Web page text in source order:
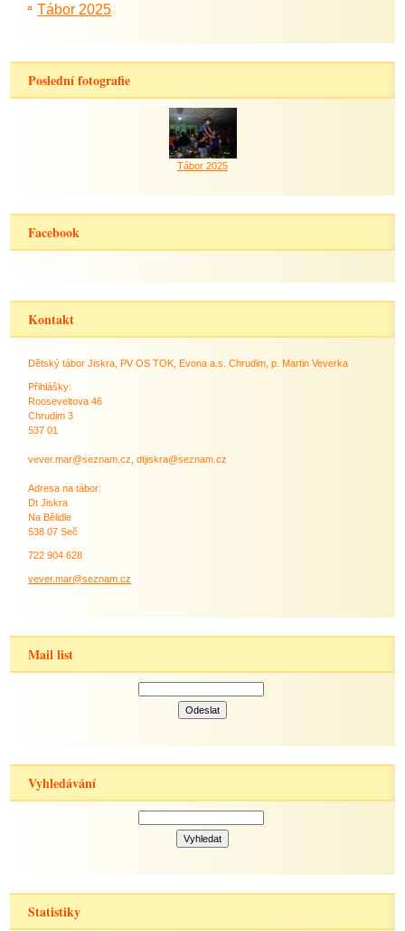
Tábor 2025
Poslední fotografie
Tábor 2025
Facebook
Kontakt
Dětský tábor Jiskra, PV OS TOK, Evona a.s. Chrudim, p. Martin Veverka
Přihlášky:
Rooseveltova 46
Chrudim 3
537 01
vever.mar@seznam.cz, dtjiskra@seznam.cz
Adresa na tábor:
Dt Jiskra
Na Bělidle
538 07 Seč
722 904 628
vever.mar@seznam.cz
Mail list
Vyhledávání
Statistiky